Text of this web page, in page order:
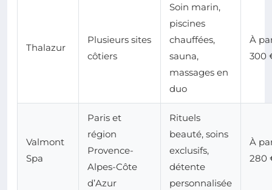
Thalazur
Plusieurs sites
côtiers
Soin marin,
piscines
chauffées,
sauna,
massages en
duo
À
300
Valmont
Spa
Paris et
région
Provence-
Alpes-Côte
d’Azur
Rituels
beauté, soins
exclusifs,
détente
personnalisée
À
280